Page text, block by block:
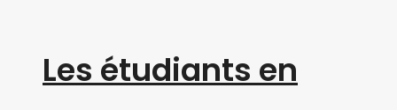
Les étudiants en